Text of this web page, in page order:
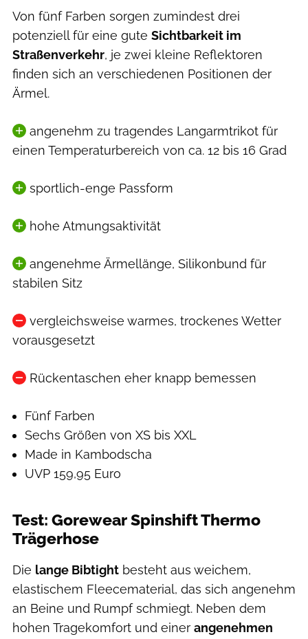
Von fünf Farben sorgen zumindest drei
potenziell für eine gute Sichtbarkeit im
Straßenverkehr, je zwei kleine Reflektoren
finden sich an verschiedenen Positionen der
Ärmel.
angenehm zu tragendes Langarmtrikot für
einen Temperaturbereich von ca. 12 bis 16 Grad
sportlich-enge Passform
hohe Atmungsaktivität
angenehme Ärmellänge, Silikonbund für
stabilen Sitz
vergleichsweise warmes, trockenes Wetter
vorausgesetzt
Rückentaschen eher knapp bemessen
Fünf Farben
Sechs Größen von XS bis XXL
Made in Kambodscha
UVP 159,95 Euro
Test: Gorewear Spinshift Thermo
Trägerhose
Die lange Bibtight besteht aus weichem,
elastischem Fleecematerial, das sich angenehm
an Beine und Rumpf schmiegt. Neben dem
hohen Tragekomfort und einer angenehmen